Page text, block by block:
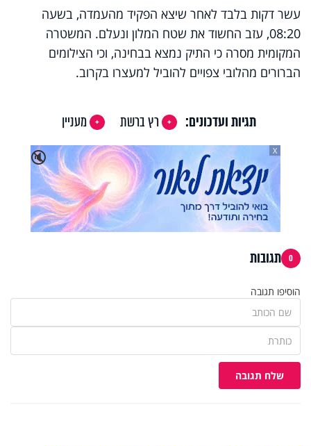
עשר דקות בלבד לאחר שיצא הפקיד מהעמדה, בשעה
08:20, עזב החשוד את שטח המלון ונעלם. המשטרה
המקומית מסרה כי התיק נמצא בבחינה, וכי הצילומים
הברורים מהלובי צפויים להוביל למעצרו בקרוב.
תגיות ועדכונים: רץ ברשת
מעניין
🔇
X
0 תגובות
הוסיפו תגובה
שלח תגובה